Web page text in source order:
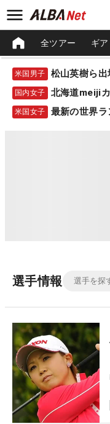
全ツアー ギア
米国男子
国内女子 北海道meiji
米国女子 最新の世界
選手情報